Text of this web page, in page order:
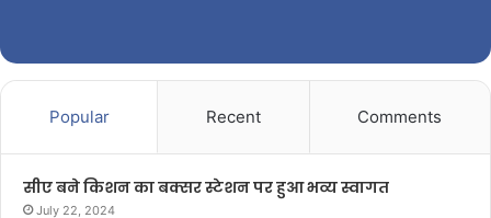
Popular Recent Comments
सीए बने किशन का बक्सर स्टेशन पर हुआ भव्य स्वागत
July 22, 2024